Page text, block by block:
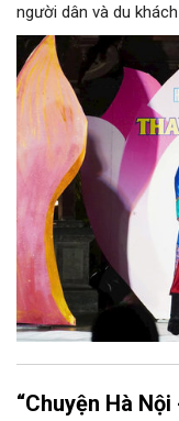
người dân và du
những làn điệu cải
hòa quyện trong
biệt, chương trình có
phương Nam, góp
cảm xúc.
“Chuyện Hà